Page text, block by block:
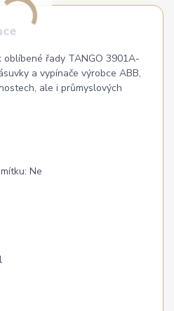
řady TANGO 3901A-
a vypínače výrobce ABB,
ale i průmyslových
Ne